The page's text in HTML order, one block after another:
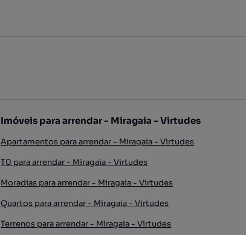
Imóveis para arrendar - Miragaia - Virtudes
Apartamentos para arrendar - Miragaia - Virtudes
T0 para arrendar - Miragaia - Virtudes
Moradias para arrendar - Miragaia - Virtudes
Quartos para arrendar - Miragaia - Virtudes
Terrenos para arrendar - Miragaia - Virtudes